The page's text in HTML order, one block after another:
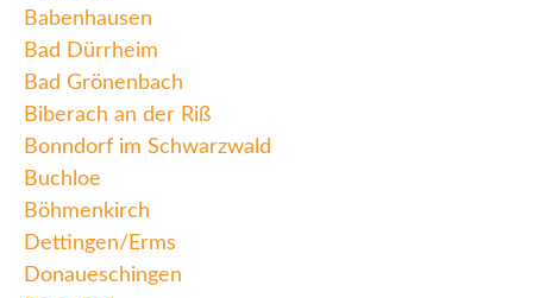
Babenhausen
Bad Dürrheim
Bad Grönenbach
Biberach an der Riß
Bonndorf im Schwarzwald
Buchloe
Böhmenkirch
Dettingen/Erms
Donaueschingen